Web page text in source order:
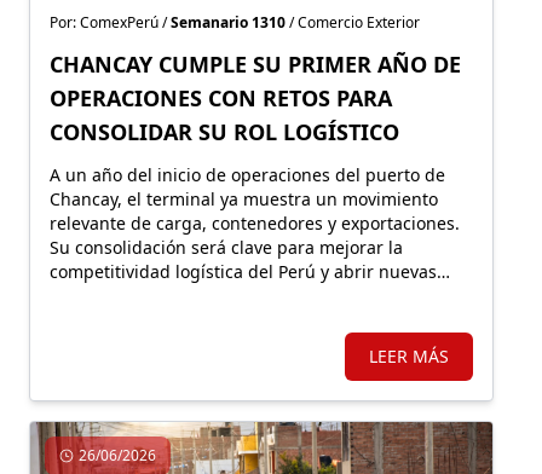
Por: ComexPerú /Semanario 1310/ Comercio Exterior
CHANCAY CUMPLE SU PRIMER AÑO DE
OPERACIONES CON RETOS PARA
CONSOLIDAR SU ROL LOGÍSTICO
A un año del inicio de operaciones del puerto de
Chancay, el terminal ya muestra un movimiento
relevante de carga, contenedores y exportaciones.
Su consolidación será clave para mejorar la
competitividad logística del Perú y abrir nuevas
LEER MÁS
26/06/2026